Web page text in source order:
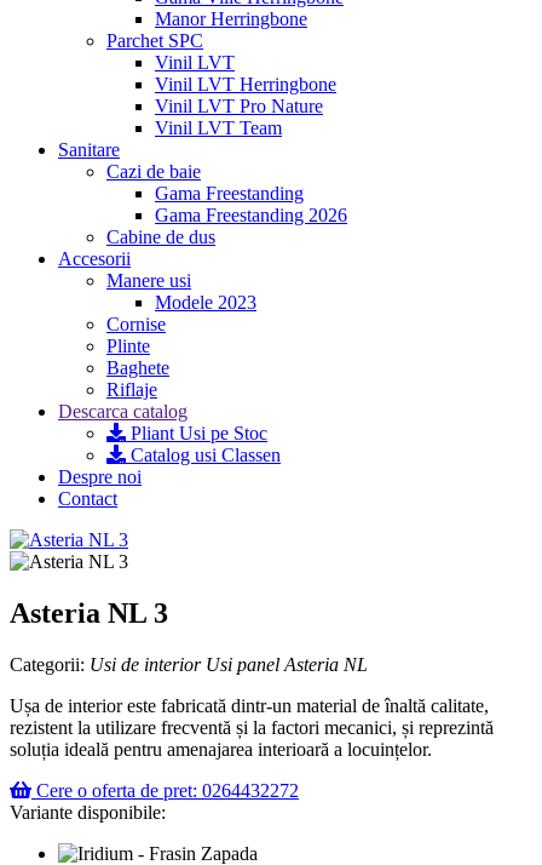
Manor Herringbone
Parchet SPC
Vinil LVT
Vinil LVT Herringbone
Vinil LVT Pro Nature
Vinil LVT Team
Sanitare
Cazi de baie
Gama Freestanding
Gama Freestanding 2026
Cabine de dus
Accesorii
Manere usi
Modele 2023
Cornise
Plinte
Baghete
Riflaje
Descarca catalog
Pliant Usi pe Stoc
Catalog usi Classen
Despre noi
Contact
Asteria NL 3
Categorii: Usi de interior Usi panel Asteria NL
Ușa de interior este fabricată dintr-un material de înaltă calitate,
rezistent la utilizare frecventă și la factori mecanici, și reprezintă
soluția ideală pentru amenajarea interioară a locuințelor.
Cere o oferta de pret: 0264432272
Variante disponibile: